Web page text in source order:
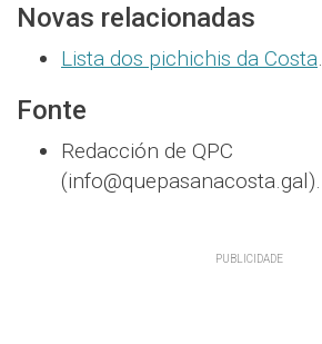
Novas relacionadas
Lista dos pichichis da Costa.
Fonte
Redacción de QPC
(info@quepasanacosta.gal).